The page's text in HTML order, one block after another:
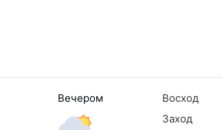
Вечером Восход
Заход